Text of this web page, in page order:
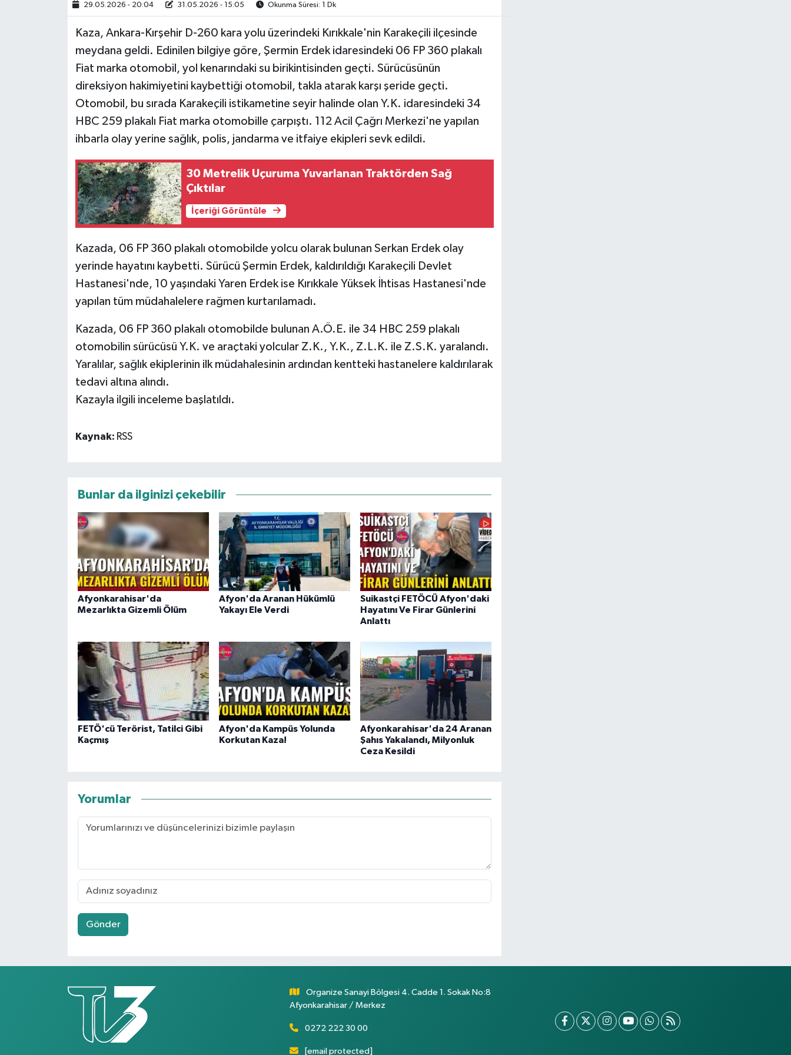
29.05.2026 - 20:04 31.05.2026 - 15:05 Okunma Süresi: 1 Dk
Kaza, Ankara-Kırşehir D-260 kara yolu üzerindeki Kırıkkale'nin Karakeçili ilçesinde
meydana geldi. Edinilen bilgiye göre, Şermin Erdek idaresindeki 06 FP 360 plakalı
Fiat marka otomobil, yol kenarındaki su birikintisinden geçti. Sürücüsünün
direksiyon hakimiyetini kaybettiği otomobil, takla atarak karşı şeride geçti.
Otomobil, bu sırada Karakeçili istikametine seyir halinde olan Y.K. idaresindeki 34
HBC 259 plakalı Fiat marka otomobille çarpıştı. 112 Acil Çağrı Merkezi'ne yapılan
ihbarla olay yerine sağlık, polis, jandarma ve itfaiye ekipleri sevk edildi.
30 Metrelik Uçuruma Yuvarlanan Traktörden Sağ
Çıktılar
İçeriği Görüntüle
Kazada, 06 FP 360 plakalı otomobilde yolcu olarak bulunan Serkan Erdek olay
yerinde hayatını kaybetti. Sürücü Şermin Erdek, kaldırıldığı Karakeçili Devlet
Hastanesi'nde, 10 yaşındaki Yaren Erdek ise Kırıkkale Yüksek İhtisas Hastanesi'nde
yapılan tüm müdahalelere rağmen kurtarılamadı.
Kazada, 06 FP 360 plakalı otomobilde bulunan A.Ö.E. ile 34 HBC 259 plakalı
otomobilin sürücüsü Y.K. ve araçtaki yolcular Z.K., Y.K., Z.L.K. ile Z.S.K. yaralandı.
Yaralılar, sağlık ekiplerinin ilk müdahalesinin ardından kentteki hastanelere kaldırılarak
tedavi altına alındı.
Kazayla ilgili inceleme başlatıldı.
Kaynak: RSS
Bunlar da ilginizi çekebilir
Afyonkarahisar'da
Mezarlıkta Gizemli Ölüm
Afyon'da Aranan Hükümlü
Yakayı Ele Verdi
Suikastçi FETÖCÜ Afyon'daki
Hayatını Ve Firar Günlerini
Anlattı
FETÖ'cü Terörist, Tatilci Gibi
Kaçmış
Afyon'da Kampüs Yolunda
Korkutan Kaza!
Afyonkarahisar'da 24 Aranan
Şahıs Yakalandı, Milyonluk
Ceza Kesildi
Yorumlar
Gönder
Organize Sanayi Bölgesi 4. Cadde 1. Sokak No:8
Afyonkarahisar / Merkez
0272 222 30 00
[email protected]